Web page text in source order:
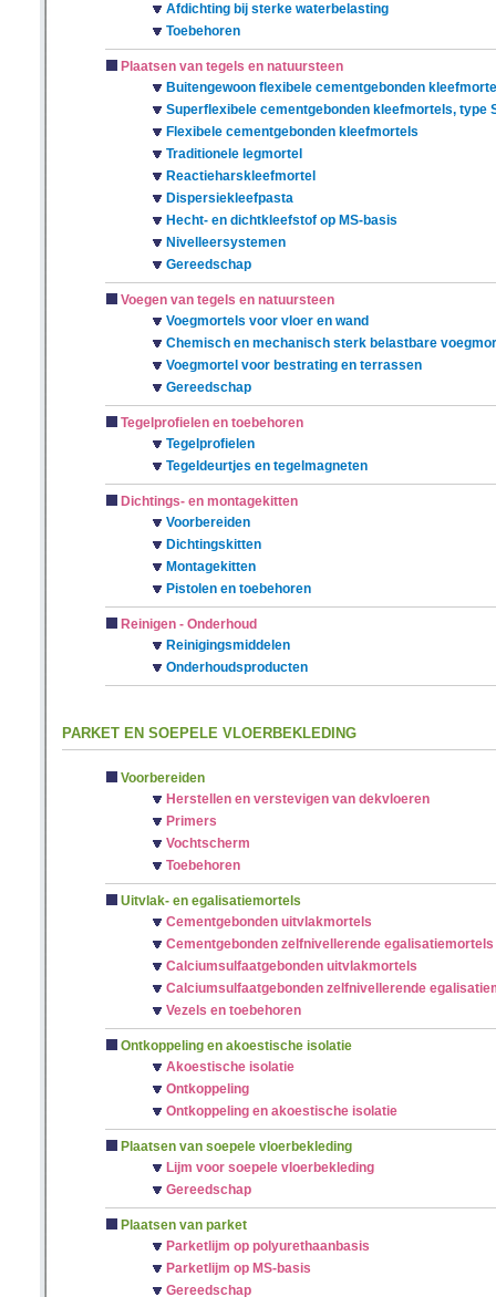
Afdichting bij sterke waterbelasting
Toebehoren
Plaatsen van tegels en natuursteen
Buitengewoon flexibele cementgebonden
Superflexibele cementgebonden kleefmortels, type
Flexibele cementgebonden kleefmortels
Traditionele legmortel
Reactieharskleefmortel
Dispersiekleefpasta
Hecht- en dichtkleefstof op MS-basis
Nivelleersystemen
Gereedschap
Voegen van tegels en natuursteen
Voegmortels voor vloer en wand
Chemisch en mechanisch sterk belastbare
Voegmortel voor bestrating en terrassen
Gereedschap
Tegelprofielen en toebehoren
Tegelprofielen
Tegeldeurtjes en tegelmagneten
Dichtings- en montagekitten
Voorbereiden
Dichtingskitten
Montagekitten
Pistolen en toebehoren
Reinigen - Onderhoud
Reinigingsmiddelen
Onderhoudsproducten
PARKET EN SOEPELE VLOERBEKLEDING
Voorbereiden
Herstellen en verstevigen van dekvloeren
Primers
Vochtscherm
Toebehoren
Uitvlak- en egalisatiemortels
Cementgebonden uitvlakmortels
Cementgebonden zelfnivellerende egalisatiemortels
Calciumsulfaatgebonden uitvlakmortels
Calciumsulfaatgebonden zelfnivellerende
Vezels en toebehoren
Ontkoppeling en akoestische isolatie
Akoestische isolatie
Ontkoppeling
Ontkoppeling en akoestische isolatie
Plaatsen van soepele vloerbekleding
Lijm voor soepele vloerbekleding
Gereedschap
Plaatsen van parket
Parketlijm op polyurethaanbasis
Parketlijm op MS-basis
Gereedschap